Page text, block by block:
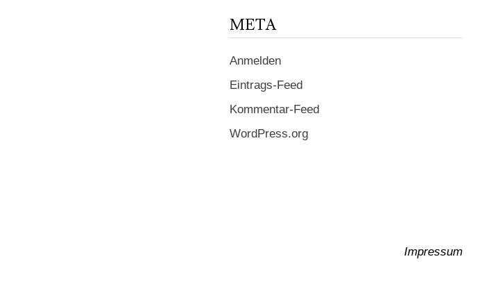
META
Anmelden
Eintrags-Feed
Kommentar-Feed
WordPress.org
Impressum